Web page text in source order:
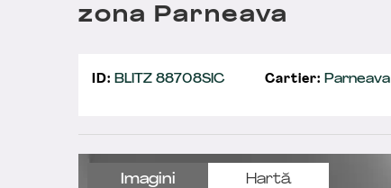
Imagini Hartă
zona Parneava
ID: BLITZ 88708SIC Cartier: Parneava